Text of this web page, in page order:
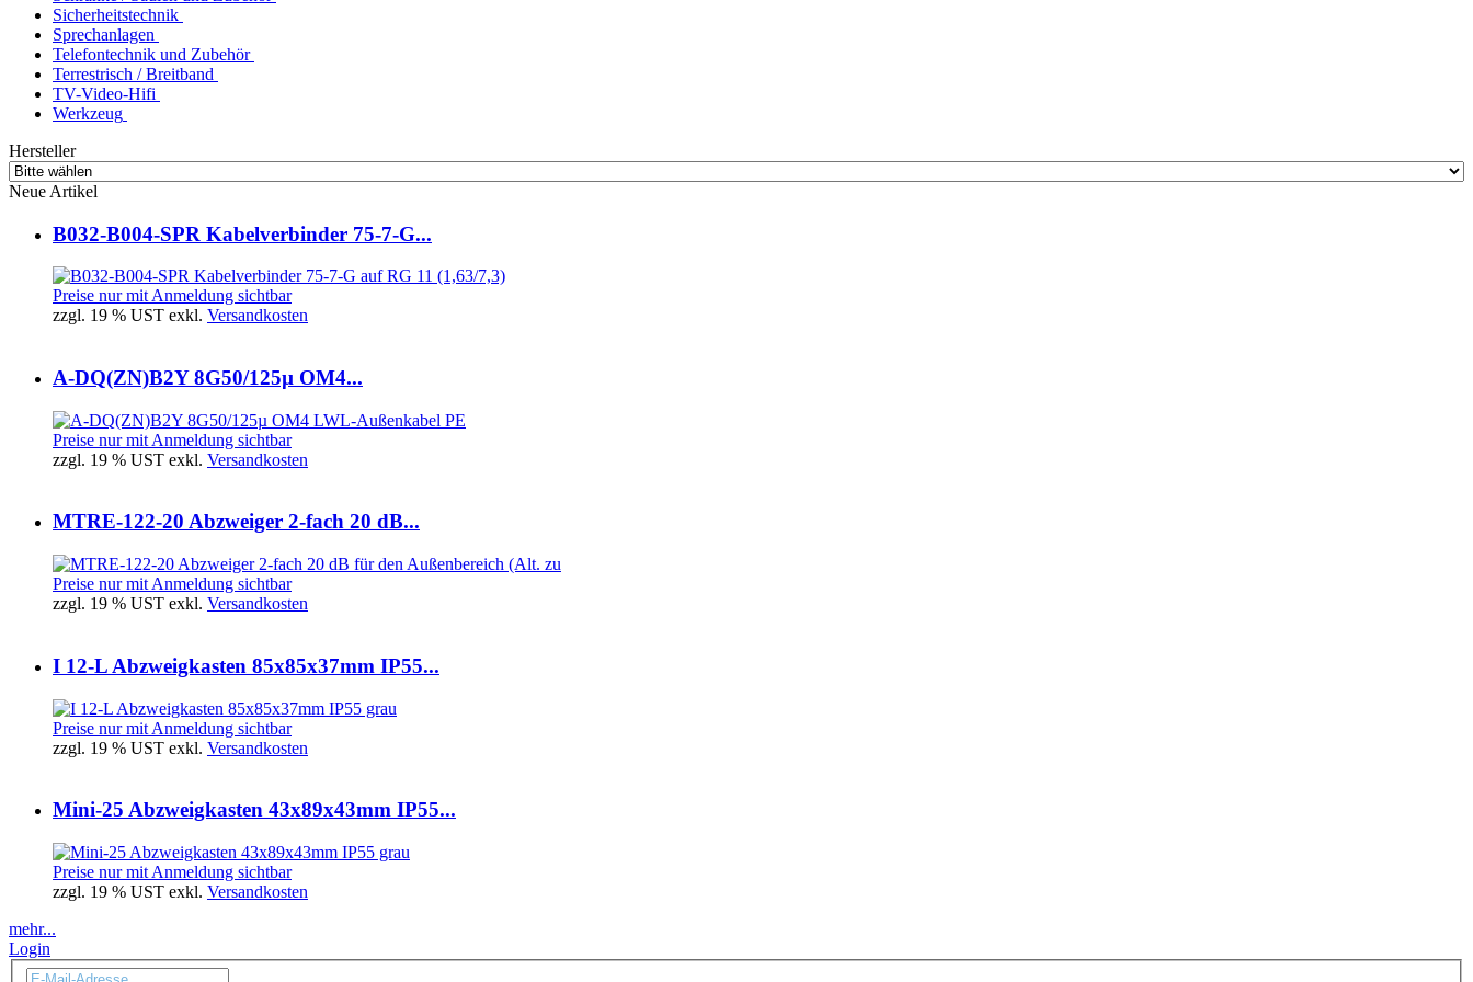
Sicherheitstechnik
Sprechanlagen
Telefontechnik und Zubehör
Terrestrisch / Breitband
TV-Video-Hifi
Werkzeug
Hersteller
Neue Artikel
B032-B004-SPR Kabelverbinder 75-7-G...
Preise nur mit Anmeldung sichtbar
zzgl. 19 % UST exkl. Versandkosten
A-DQ(ZN)B2Y 8G50/125µ OM4...
Preise nur mit Anmeldung sichtbar
zzgl. 19 % UST exkl. Versandkosten
MTRE-122-20 Abzweiger 2-fach 20 dB...
Preise nur mit Anmeldung sichtbar
zzgl. 19 % UST exkl. Versandkosten
I 12-L Abzweigkasten 85x85x37mm IP55...
Preise nur mit Anmeldung sichtbar
zzgl. 19 % UST exkl. Versandkosten
Mini-25 Abzweigkasten 43x89x43mm IP55...
Preise nur mit Anmeldung sichtbar
zzgl. 19 % UST exkl. Versandkosten
mehr...
Login